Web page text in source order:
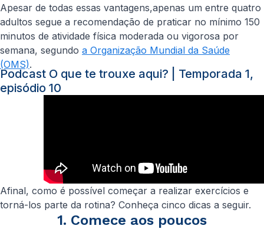
Apesar de todas essas vantagens,apenas um entre quatro
adultos segue a recomendação de praticar no mínimo 150
minutos de atividade física moderada ou vigorosa por
semana, segundo a Organização Mundial da Saúde
(OMS).
Podcast O que te trouxe aqui? | Temporada 1,
episódio 10
Afinal, como é possível começar a realizar exercícios e
torná-los parte da rotina? Conheça cinco dicas a seguir.
1. Comece aos poucos